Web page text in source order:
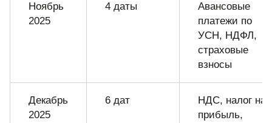
Ноябрь
2025
4 даты
Авансовые
платежи по
УСН, НДФЛ,
страховые
взносы
Декабрь
2025
6 дат
НДС, налог на
прибыль,